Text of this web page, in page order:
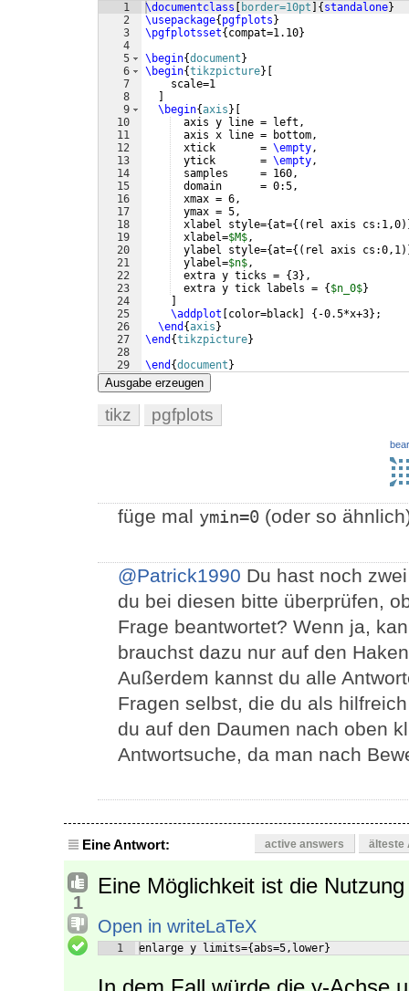
1
2
3
4
5
6
7
8
9
10
11
12
13
14
15
16
17
18
19
20
21
22
23
24
25
26
27
28
29
\documentclass border=10pt { standalone}
\usepackage{ pgfplots }
\pgfplotsset{ compat=1.10}
\begin{document }
\begin{tikzpicture}
    scale=1
\begin{axis }
  axis y line = left,
  axis x line = bottom,
  xtick       =
\empty,
  ytick       =
\empty,
  samples     = 160,
  domain      = 0:5,
  xmax = 6,
  ymax = 5,
  xlabel style=
{at={( rel axis cs:1,0
  xlabel=
$M$,
  ylabel style=
{at={( rel axis cs:0,1
  ylabel=
$n$,
  extra y ticks =
{3} ,
  extra y tick labels =
{ $n_0$}
\addplot
color=black { -0.5*x+3} ;
\end {axis }
\end {tikzpicture}
\end {document }
Ausgabe erzeugen
tikz pgfplots
füge mal ymin=0 (oder so
@Patrick1990 Du hast noch
du bei diesen bitte überprüfen,
Frage beantwortet? Wenn ja,
brauchst dazu nur auf den
Außerdem kannst du alle
Fragen selbst, die du als
du auf den Daumen nach oben
Antwortsuche, da man nach
Eine Antwort: active answers älteste
1
Eine Möglichkeit ist die
Open in writeLaTeX
1 enlarge y limits={abs=5,lower}